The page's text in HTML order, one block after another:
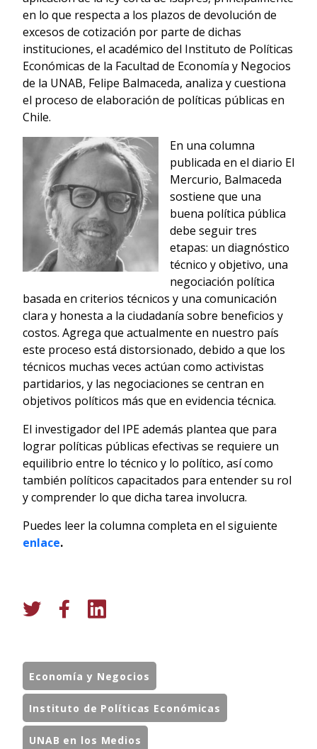
en lo que respecta a los plazos de devolución de
excesos de cotización por parte de dichas
instituciones, el académico del Instituto de Políticas
Económicas de la Facultad de Economía y Negocios
de la UNAB, Felipe Balmaceda, analiza y cuestiona
el proceso de elaboración de políticas públicas en
Chile.
En una columna
publicada en el diario El
Mercurio, Balmaceda
sostiene que una
buena política pública
debe seguir tres
etapas: un diagnóstico
técnico y objetivo, una
negociación política
basada en criterios técnicos y una comunicación
clara y honesta a la ciudadanía sobre beneficios y
costos. Agrega que actualmente en nuestro país
este proceso está distorsionado, debido a que los
técnicos muchas veces actúan como activistas
partidarios, y las negociaciones se centran en
objetivos políticos más que en evidencia técnica.
El investigador del IPE además plantea que para
lograr políticas públicas efectivas se requiere un
equilibrio entre lo técnico y lo político, así como
también políticos capacitados para entender su rol
y comprender lo que dicha tarea involucra.
Puedes leer la columna completa en el siguiente
enlace.
Economía y Negocios
Instituto de Políticas Económicas
UNAB en los Medios